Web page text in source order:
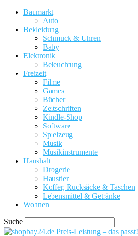
Baumarkt
Auto
Bekleidung
Schmuck & Uhren
Baby
Elektronik
Beleuchtung
Freizeit
Filme
Games
Bücher
Zeitschriften
Kindle-Shop
Software
Spielzeug
Musik
Musikinstrumente
Haushalt
Drogerie
Haustier
Koffer, Rucksäcke & Taschen
Lebensmittel & Getränke
Wohnen
Suche
Preis-Leistung – das passt!